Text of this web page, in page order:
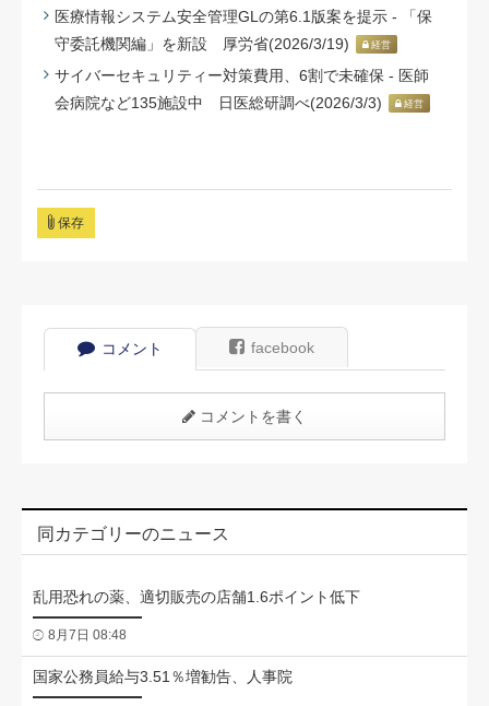
医療情報システム安全管理GLの第6.1版案を提示 - 「保
守委託機関編」を新設 厚労省(2026/3/19)
経営
サイバーセキュリティー対策費用、6割で未確保 - 医師
会病院など135施設中 日医総研調べ(2026/3/3)
経営
保存
コメント facebook
コメントを書く
同カテゴリーのニュース
乱用恐れの薬、適切販売の店舗1.6ポイント低下
8月7日 08:48
国家公務員給与3.51％増勧告、人事院